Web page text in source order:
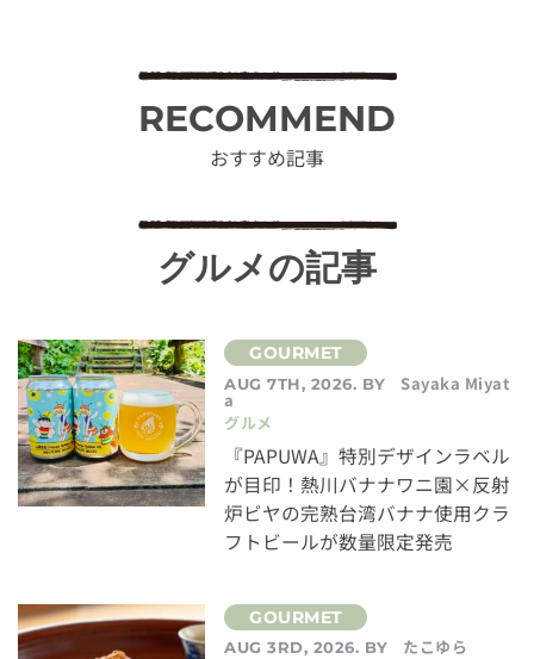
RECOMMEND
おすすめ記事
グルメの記事
AUG 7TH, 2026. BY Sayaka Miyat
a
グルメ
『PAPUWA』特別デザインラベル
が目印！熱川バナナワニ園×反射
炉ビヤの完熟台湾バナナ使用クラ
フトビールが数量限定発売
AUG 3RD, 2026. BY
たこゆら